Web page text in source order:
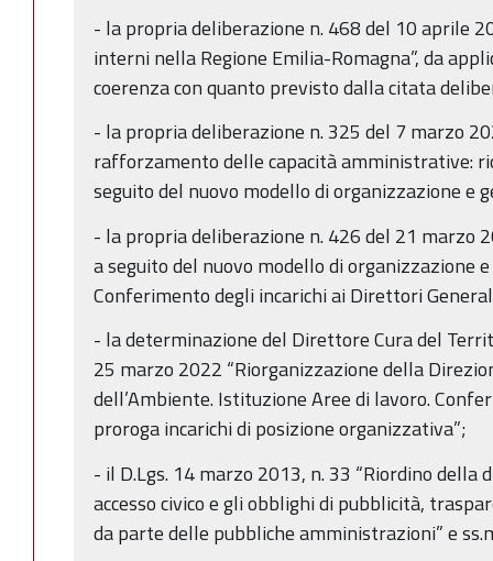
- la propria deliberazione n. 468 del 10 aprile
interni nella Regione Emilia-Romagna”, da
coerenza con quanto previsto dalla citata
- la propria deliberazione n. 325 del 7 marzo
rafforzamento delle capacità amministrative:
seguito del nuovo modello di organizzazione e
- la propria deliberazione n. 426 del 21 marzo
a seguito del nuovo modello di organizzazione
Conferimento degli incarichi ai Direttori
- la determinazione del Direttore Cura del
25 marzo 2022 “Riorganizzazione della
dell’Ambiente. Istituzione Aree di lavoro.
proroga incarichi di posizione organizzativa”;
- il D.Lgs. 14 marzo 2013, n. 33 “Riordino
accesso civico e gli obblighi di pubblicità,
da parte delle pubbliche amministrazioni” e